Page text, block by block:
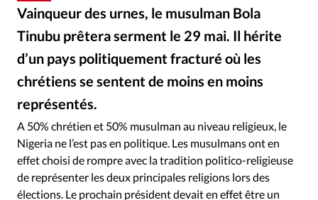
Emploi
Se connecter
Édition: Internationale
RUBRIQUES
Tous les articles
Actualité chrétienne
Actualité internationale
Chronique
Culture
Dossier
Eglises Foi Génération réveil
Monde
Vainqueur des urnes, le musulman Bola
Tinubu prêtera serment le 29 mai. Il hérite
d’un pays politiquement fracturé où les
chrétiens se sentent de moins en moins
représentés.
A 50% chrétien et 50% musulman au niveau religieux, le
Nigeria ne l’est pas en politique. Les musulmans ont en
effet choisi de rompre avec la tradition politico-religieuse
de représenter les deux principales religions lors des
élections. Le prochain président devait en effet être un